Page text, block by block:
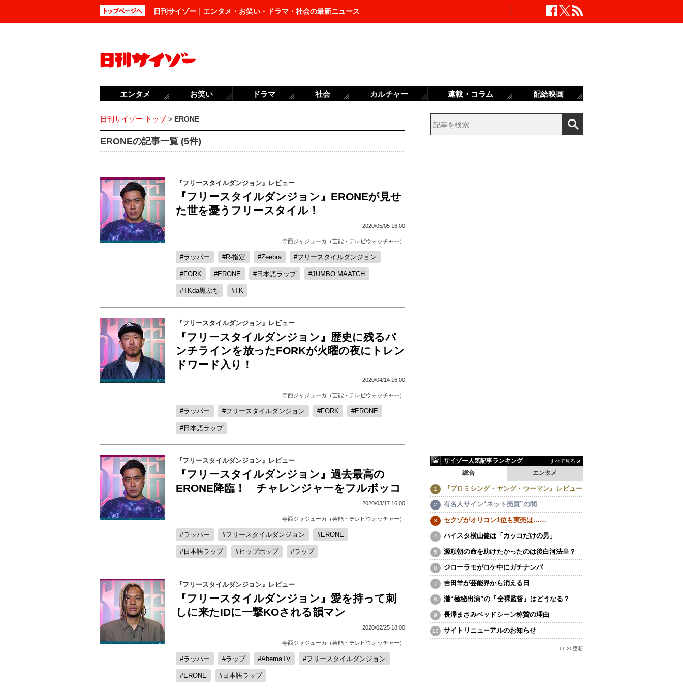
日刊サイゾー｜エンタメ・お笑い・ドラマ・社会の最新ニュース
日刊サイゾー トップ> ERONE
ERONEの記事一覧 (5件)
『フリースタイルダンジョン』レビュー
『フリースタイルダンジョン』ERONEが見せ
た世を憂うフリースタイル！
2020/05/05 16:00
寺西ジャジューカ（芸能・テレビウォッチャー）
ラッパー R-指定 Zeebra フリースタイルダンジョン
FORK ERONE 日本語ラップ JUMBO MAATCH
TKda黒ぶち TK
『フリースタイルダンジョン』レビュー
『フリースタイルダンジョン』歴史に残るパ
ンチラインを放ったFORKが火曜の夜にトレン
ドワード入り！
2020/04/14 16:00
寺西ジャジューカ（芸能・テレビウォッチャー）
ラッパー フリースタイルダンジョン FORK ERONE
日本語ラップ
『フリースタイルダンジョン』レビュー
『フリースタイルダンジョン』過去最高の
ERONE降臨！ チャレンジャーをフルボッコ
2020/03/17 16:00
寺西ジャジューカ（芸能・テレビウォッチャー）
ラッパー フリースタイルダンジョン ERONE
日本語ラップ ヒップホップ ラップ
『フリースタイルダンジョン』レビュー
『フリースタイルダンジョン』愛を持って刺
しに来たIDに一撃KOされる韻マン
2020/02/25 18:00
寺西ジャジューカ（芸能・テレビウォッチャー）
ラッパー ラップ AbemaTV フリースタイルダンジョン
ERONE 日本語ラップ
サイゾー人気記事ランキング すべて見る
エンタメ
総合
『プロミシング・ヤング・ウーマン』レビュー
有名人サイン“ネット売買”の闇
セクゾがオリコン1位も実売は……
ハイスタ横山健は「カッコだけの男」
源頼朝の命を助けたかったのは後白河法皇？
ジローラモがロケ中にガチナンパ
吉田羊が芸能界から消える日
瀧“極秘出演”の『全裸監督』はどうなる？
長澤まさみベッドシーン称賛の理由
サイトリニューアルのお知らせ
11:20更新
エンタメ お笑い ドラマ 社会 カルチャー 連載・コラム 配給映画